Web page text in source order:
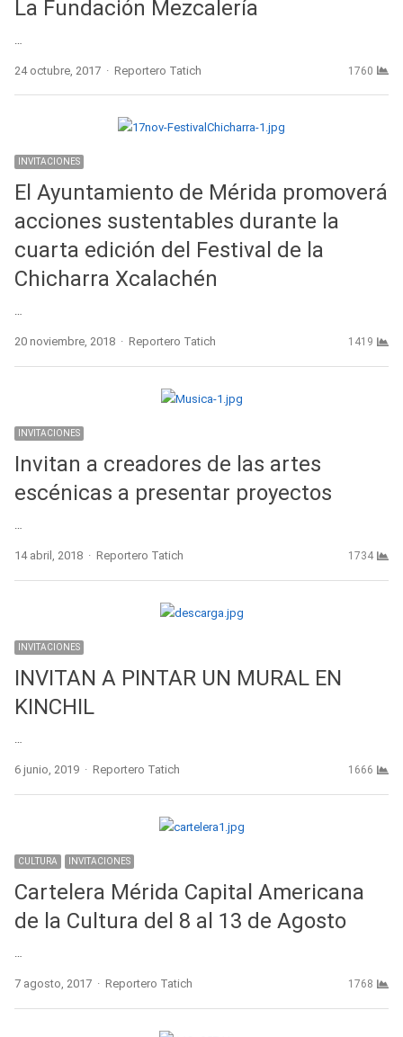
La Fundación Mezcalería
24 octubre, 2017 Author
Reportero Tatich 1760
INVITACIONES
El Ayuntamiento de Mérida promoverá
acciones sustentables durante la
cuarta edición del Festival de la
Chicharra Xcalachén
…
20 noviembre, 2018 Author
Reportero Tatich 1419
INVITACIONES
Invitan a creadores de las artes
escénicas a presentar proyectos
…
14 abril, 2018 Author
Reportero Tatich 1734
INVITACIONES
INVITAN A PINTAR UN MURAL EN
KINCHIL
…
6 junio, 2019 Author
Reportero Tatich 1666
CULTURA INVITACIONES
Cartelera Mérida Capital Americana
de la Cultura del 8 al 13 de Agosto
7 agosto, 2017 Author
Reportero Tatich 1768